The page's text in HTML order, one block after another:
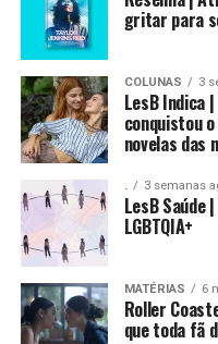
gritar para
COLUNAS 3
LesB Indica
conquistou
novelas das
3 semanas
LesB Saúde
LGBTQIA+
MATÉRIAS 6
Roller
que toda fã